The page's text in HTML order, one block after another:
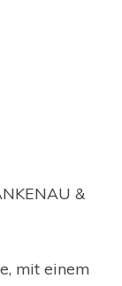
&
mit einem